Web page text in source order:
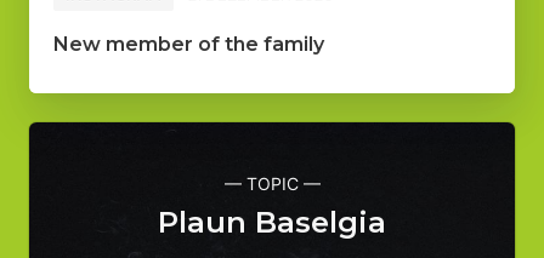
New member of the family
— TOPIC —
Plaun Baselgia